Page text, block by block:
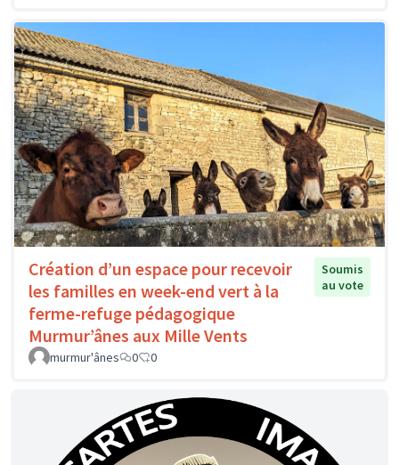
Création d’un espace pour recevoir
les familles en week-end vert à la
ferme-refuge pédagogique
Murmur’ânes aux Mille Vents
Soumis
au vote
murmur'ânes 0 0